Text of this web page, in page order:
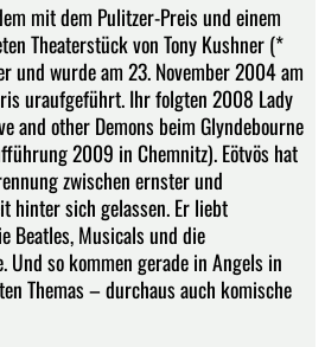
mit dem Pulitzer-Preis und einem
Theaterstück von Tony Kushner (*
und wurde am 23. November 2004 am
uraufgeführt. Ihr folgten 2008 Lady
and other Demons beim Glyndebourne
2009 in Chemnitz). Eötvös hat
zwischen ernster und
hinter sich gelassen. Er liebt
Beatles, Musicals und die
Und so kommen gerade in Angels in
Themas – durchaus auch komische